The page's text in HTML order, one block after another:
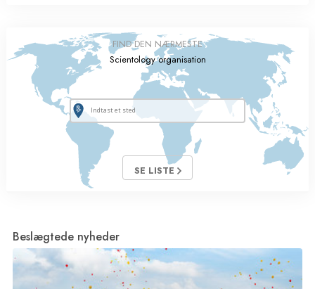
FIND DEN NÆRMESTE
Scientology organisation
SE LISTE
Beslægtede nyheder